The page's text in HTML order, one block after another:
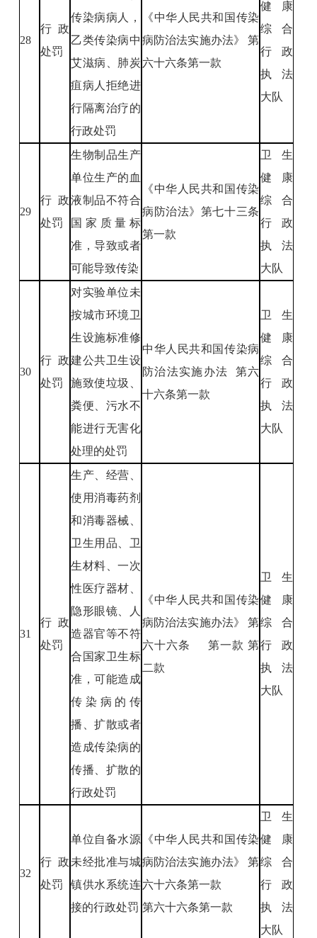
28
行政
处罚
传染病病人，
乙类传染病中
艾滋病、肺炭
疽病人拒绝进
行隔离治疗的
行政处罚
《中华人民共和国传染
病防治法实施办法》 第
六十六条第一款
健康
综合
行政
执法
大队
29
行政
处罚
生物制品生产
单位生产的血
液制品不符合
国家质量标
准，导致或者
可能导致传染
《中华人民共和国传染
病防治法》第七十三条
第一款
卫生
健康
综合
行政
执法
大队
30
行政
处罚
对实验单位未
按城市环境卫
生设施标准修
建公共卫生设
施致使垃圾、
粪便、污水不
能进行无害化
处理的处罚
中华人民共和国传染病
防治法实施办法 第六
十六条第一款
卫生
健康
综合
行政
执法
大队
31
行政
处罚
生产、经营、
使用消毒药剂
和消毒器械、
卫生用品、卫
生材料、一次
性医疗器材、
隐形眼镜、人
造器官等不符
合国家卫生标
准，可能造成
传染病的传
播、扩散或者
造成传染病的
传播、扩散的
行政处罚
《中华人民共和国传染
病防治法实施办法》 第
六十六条 第一款 第
二款
卫生
健康
综合
行政
执法
大队
32
行政
处罚
单位自备水源
未经批准与城
镇供水系统连
接的行政处罚
《中华人民共和国传染
病防治法实施办法》 第
六十六条第一款
第六十六条第一款
卫生
健康
综合
行政
执法
大队